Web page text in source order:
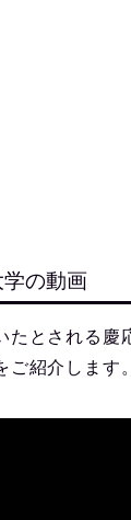
の動画
たとされる慶
紹介します。